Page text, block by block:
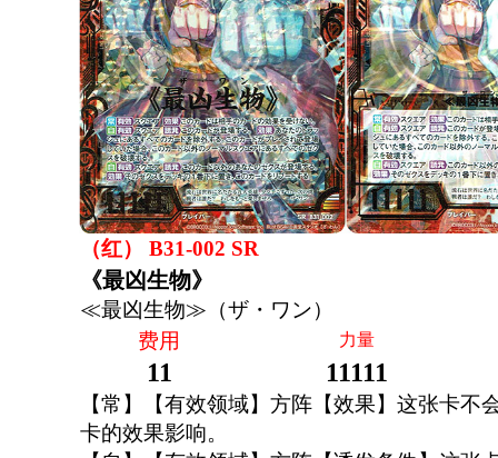
（红） B31-002 SR
《最凶生物》
≪最凶生物≫（ザ・ワン）
费用
力量
11 11111
【常】【有效领域】方阵【效果】这张卡不
卡的效果影响。